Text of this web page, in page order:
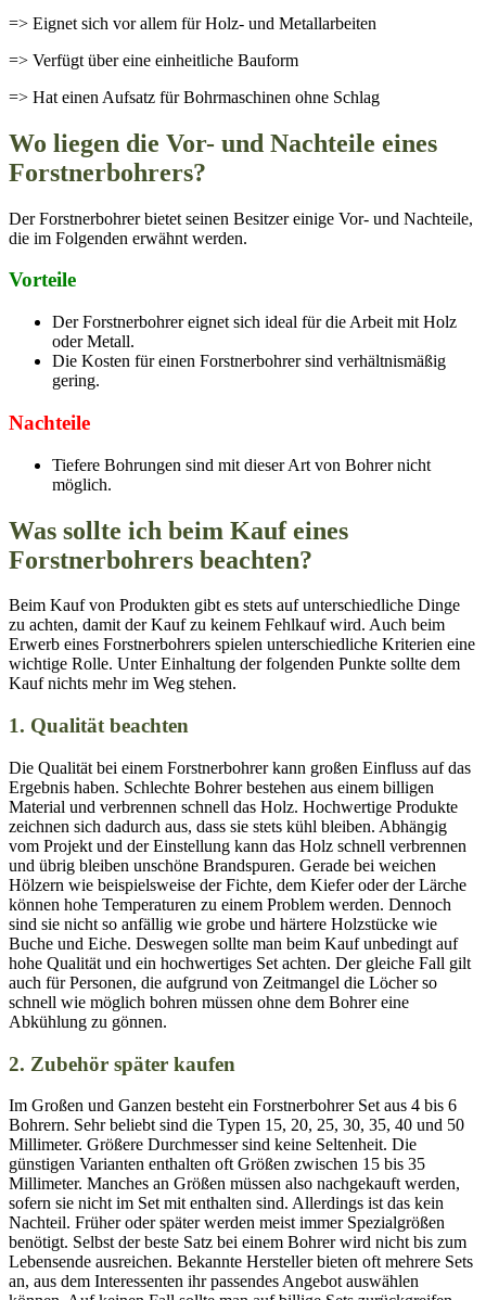
=> Eignet sich vor allem für Holz- und Metallarbeiten
=> Verfügt über eine einheitliche Bauform
=> Hat einen Aufsatz für Bohrmaschinen ohne Schlag
Wo liegen die Vor- und Nachteile eines
Forstnerbohrers?
Der Forstnerbohrer bietet seinen Besitzer einige Vor- und Nachteile,
die im Folgenden erwähnt werden.
Vorteile
Der Forstnerbohrer eignet sich ideal für die Arbeit mit Holz
oder Metall.
Die Kosten für einen Forstnerbohrer sind verhältnismäßig
gering.
Nachteile
Tiefere Bohrungen sind mit dieser Art von Bohrer nicht
möglich.
Was sollte ich beim Kauf eines
Forstnerbohrers beachten?
Beim Kauf von Produkten gibt es stets auf unterschiedliche Dinge
zu achten, damit der Kauf zu keinem Fehlkauf wird. Auch beim
Erwerb eines Forstnerbohrers spielen unterschiedliche Kriterien eine
wichtige Rolle. Unter Einhaltung der folgenden Punkte sollte dem
Kauf nichts mehr im Weg stehen.
1. Qualität beachten
Die Qualität bei einem Forstnerbohrer kann großen Einfluss auf das
Ergebnis haben. Schlechte Bohrer bestehen aus einem billigen
Material und verbrennen schnell das Holz. Hochwertige Produkte
zeichnen sich dadurch aus, dass sie stets kühl bleiben. Abhängig
vom Projekt und der Einstellung kann das Holz schnell verbrennen
und übrig bleiben unschöne Brandspuren. Gerade bei weichen
Hölzern wie beispielsweise der Fichte, dem Kiefer oder der Lärche
können hohe Temperaturen zu einem Problem werden. Dennoch
sind sie nicht so anfällig wie grobe und härtere Holzstücke wie
Buche und Eiche. Deswegen sollte man beim Kauf unbedingt auf
hohe Qualität und ein hochwertiges Set achten. Der gleiche Fall gilt
auch für Personen, die aufgrund von Zeitmangel die Löcher so
schnell wie möglich bohren müssen ohne dem Bohrer eine
Abkühlung zu gönnen.
2. Zubehör später kaufen
Im Großen und Ganzen besteht ein Forstnerbohrer Set aus 4 bis 6
Bohrern. Sehr beliebt sind die Typen 15, 20, 25, 30, 35, 40 und 50
Millimeter. Größere Durchmesser sind keine Seltenheit. Die
günstigen Varianten enthalten oft Größen zwischen 15 bis 35
Millimeter. Manches an Größen müssen also nachgekauft werden,
sofern sie nicht im Set mit enthalten sind. Allerdings ist das kein
Nachteil. Früher oder später werden meist immer Spezialgrößen
benötigt. Selbst der beste Satz bei einem Bohrer wird nicht bis zum
Lebensende ausreichen. Bekannte Hersteller bieten oft mehrere Sets
an, aus dem Interessenten ihr passendes Angebot auswählen